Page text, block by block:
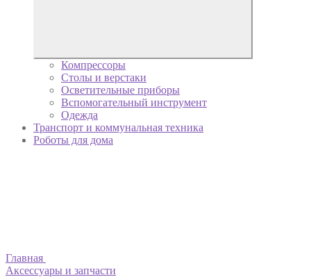
Компрессоры
Столы и верстаки
Осветительные приборы
Вспомогательный инструмент
Одежда
Транспорт и коммунальная техника
Роботы для дома
Главная
Аксессуары и запчасти